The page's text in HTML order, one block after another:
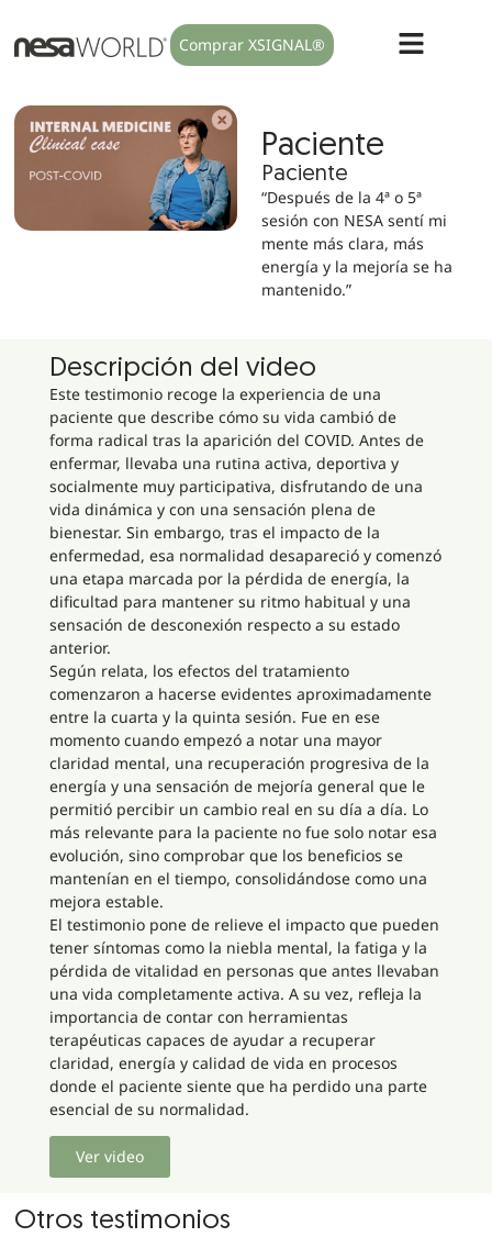
Comprar XSIGNAL®
Paciente
Paciente
“Después de la 4ª o 5ª
sesión con NESA sentí mi
mente más clara, más
energía y la mejoría se ha
mantenido.”
Descripción del video
Este testimonio recoge la experiencia de una
paciente que describe cómo su vida cambió de
forma radical tras la aparición del COVID. Antes de
enfermar, llevaba una rutina activa, deportiva y
socialmente muy participativa, disfrutando de una
vida dinámica y con una sensación plena de
bienestar. Sin embargo, tras el impacto de la
enfermedad, esa normalidad desapareció y comenzó
una etapa marcada por la pérdida de energía, la
dificultad para mantener su ritmo habitual y una
sensación de desconexión respecto a su estado
anterior.
Según relata, los efectos del tratamiento
comenzaron a hacerse evidentes aproximadamente
entre la cuarta y la quinta sesión. Fue en ese
momento cuando empezó a notar una mayor
claridad mental, una recuperación progresiva de la
energía y una sensación de mejoría general que le
permitió percibir un cambio real en su día a día. Lo
más relevante para la paciente no fue solo notar esa
evolución, sino comprobar que los beneficios se
mantenían en el tiempo, consolidándose como una
mejora estable.
El testimonio pone de relieve el impacto que pueden
tener síntomas como la niebla mental, la fatiga y la
pérdida de vitalidad en personas que antes llevaban
una vida completamente activa. A su vez, refleja la
importancia de contar con herramientas
terapéuticas capaces de ayudar a recuperar
claridad, energía y calidad de vida en procesos
donde el paciente siente que ha perdido una parte
esencial de su normalidad.
Ver video
Otros testimonios